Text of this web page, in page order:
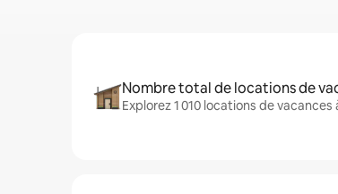
Nombre total de locations de
Explorez 1 010 locations de vacances